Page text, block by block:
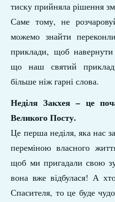
тиску прийняла рішення
Саме тому, не
можемо знайти
приклади, щоб
що наш святий
більше ніж гарні слова.
Неділя Закхея – це
Великого Посту.
Це перша неділя, яка нас
переміною власного
щоб ми пригадали свою
вона вже відбулася! А
Спасителя, то це буде